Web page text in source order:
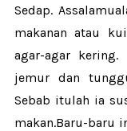
Sedap.
makanan atau
agar-agar
jemur dan
Sebab itulah ia
makan.Baru-baru